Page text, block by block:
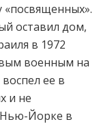
«посвященных».
оставил дом,
в 1972
военным на
ее в
и не
Нью-Йорке в